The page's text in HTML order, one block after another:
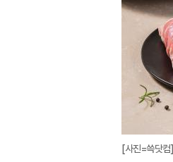
[사진=쓱닷컴]